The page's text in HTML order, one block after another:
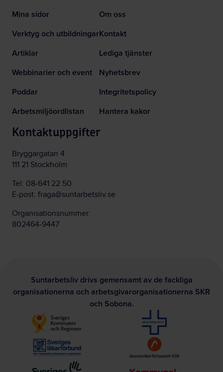
Mina sidor
Verktyg och utbildningar
Artiklar
Webbinarier och event
Poddar
Arbetsmiljöordlistan
Om oss
Kontakt
Lediga tjänster
Nyhetsbrev
Integritetspolicy
Hantera kakor
Kontaktuppgifter
Bryggargatan 4
111 21 Stockholm
Tel: 08-641 22 50
E-post: fraga@suntarbetsliv.se
Organisationsnummer:
802464-9447
Suntarbetsliv drivs gemensamt av de fackliga
organisationerna och arbetsgivarorganisationerna SKR
och Sobona.